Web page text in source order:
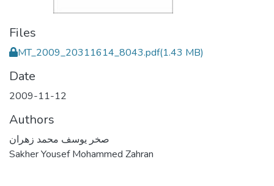
Files
MT_2009_20311614_8043.pdf(1.43 MB)
Date
2009-11-12
Authors
صخر يوسف محمد زهران
Sakher Yousef Mohammed Zahran